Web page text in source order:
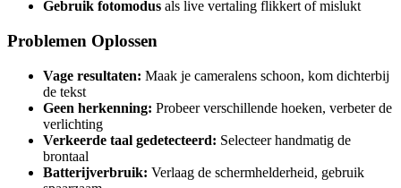
Gebruik fotomodus als live vertaling flikkert of mislukt
Problemen Oplossen
Vage resultaten: Maak je cameralens schoon, kom dichterbij
de tekst
Geen herkenning: Probeer verschillende hoeken, verbeter de
verlichting
Verkeerde taal gedetecteerd: Selecteer handmatig de
brontaal
Batterijverbruik: Verlaag de schermhelderheid, gebruik